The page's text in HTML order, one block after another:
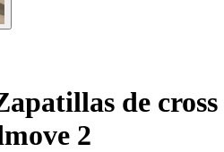
de cross
2